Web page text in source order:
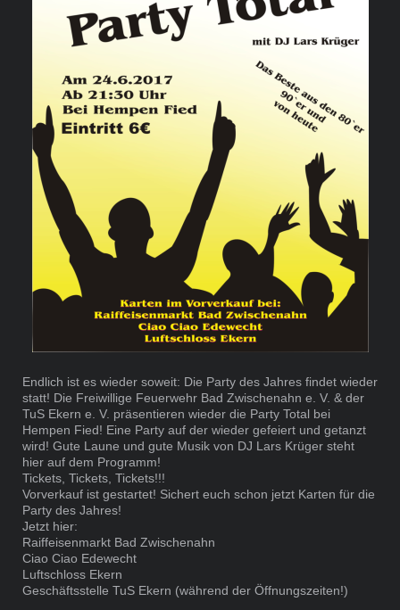
Endlich ist es wieder soweit: Die Party des Jahres findet wieder
statt! Die Freiwillige Feuerwehr Bad Zwischenahn e. V. & der
TuS Ekern e. V. präsentieren wieder die Party Total bei
Hempen Fied! Eine Party auf der wieder gefeiert und getanzt
wird! Gute Laune und gute Musik von DJ Lars Krüger steht
hier auf dem Programm!
Tickets, Tickets, Tickets!!!
Vorverkauf ist gestartet! Sichert euch schon jetzt Karten für die
Party des Jahres!
Jetzt hier:
Raiffeisenmarkt Bad Zwischenahn
Ciao Ciao Edewecht
Luftschloss Ekern
Geschäftsstelle TuS Ekern (während der Öffnungszeiten!)